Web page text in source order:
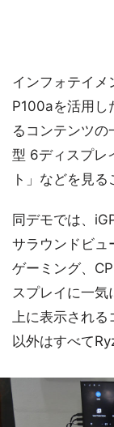
インフォテイ
P100aを活用し
るコンテンツ
型 6ディスプレ
ト」などを見る
同デモでは、
サラウンドビ
ゲーミング、
スプレイに一気
上に表示される
以外はすべて